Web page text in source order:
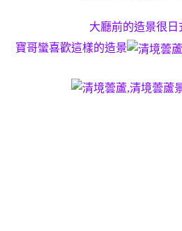
大廳前的造景很日
寶哥蠻喜歡這樣的造景